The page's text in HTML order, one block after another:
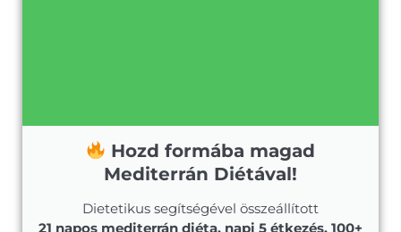
Hozd formába magad
Mediterrán Diétával!
Dietetikus segítségével összeállított
21 napos mediterrán diéta, napi 5 étkezés, 100+